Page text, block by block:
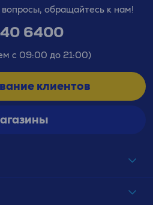
вопросы, обращайтесь к нам!
6400
с 09:00 до 21:00)
клиентов